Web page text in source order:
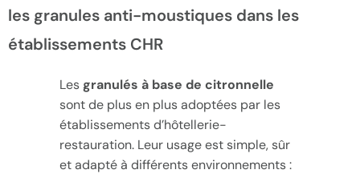
les granules anti-moustiques dans les
établissements CHR
Les granulés à base de citronnelle
sont de plus en plus adoptées par les
établissements d’hôtellerie-
restauration. Leur usage est simple, sûr
et adapté à différents environnements :